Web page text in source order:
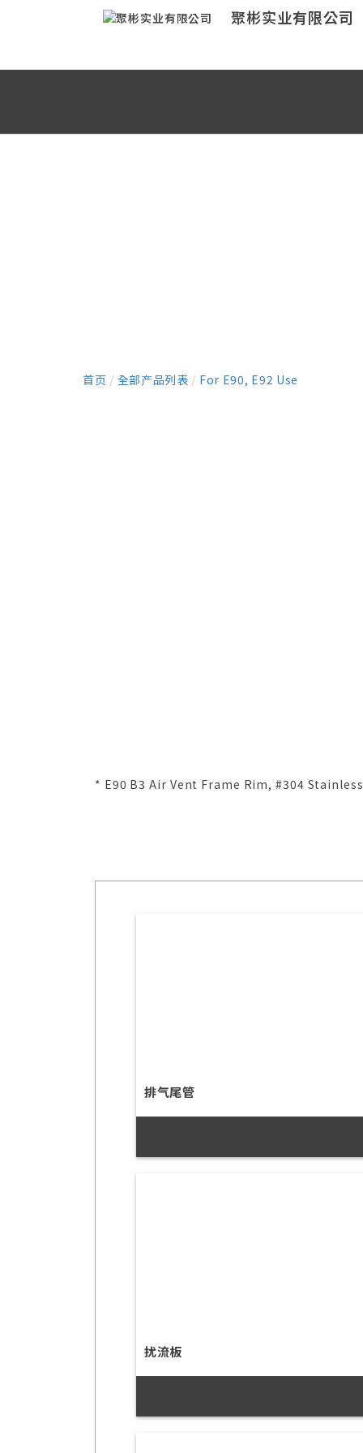
聚彬实业有限公司
首页 / 全部产品列表 / For E90, E92 Use
* E90 B3 Air Vent Frame Rim, #304
排气尾管
扰流板